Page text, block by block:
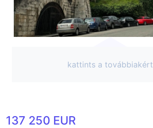
kattints a továbbiakért
137 250 EUR